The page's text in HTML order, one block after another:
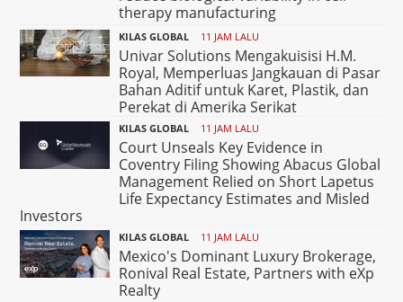
therapy manufacturing
KILAS GLOBAL 11 JAM LALU
Univar Solutions Mengakuisisi H.M.
Royal, Memperluas Jangkauan di Pasar
Bahan Aditif untuk Karet, Plastik, dan
Perekat di Amerika Serikat
KILAS GLOBAL 11 JAM LALU
Court Unseals Key Evidence in
Coventry Filing Showing Abacus Global
Management Relied on Short Lapetus
Life Expectancy Estimates and Misled
Investors
KILAS GLOBAL 11 JAM LALU
Mexico's Dominant Luxury Brokerage,
Ronival Real Estate, Partners with eXp
Realty